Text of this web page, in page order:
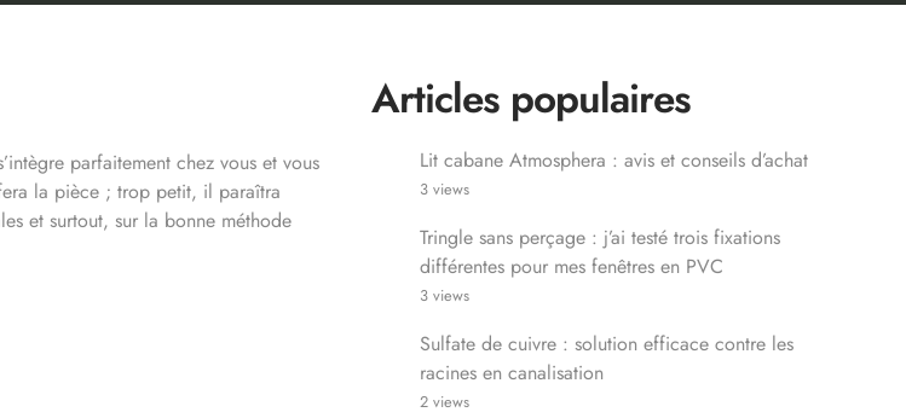
parfaitement chez vous et vous
la pièce ; trop petit, il paraîtra
et surtout, sur la bonne méthode
Articles populaires
Lit cabane Atmosphera : avis et conseils d’achat
3 views
Tringle sans perçage : j’ai testé trois fixations
différentes pour mes fenêtres en PVC
3 views
Sulfate de cuivre : solution efficace contre les
racines en canalisation
2 views